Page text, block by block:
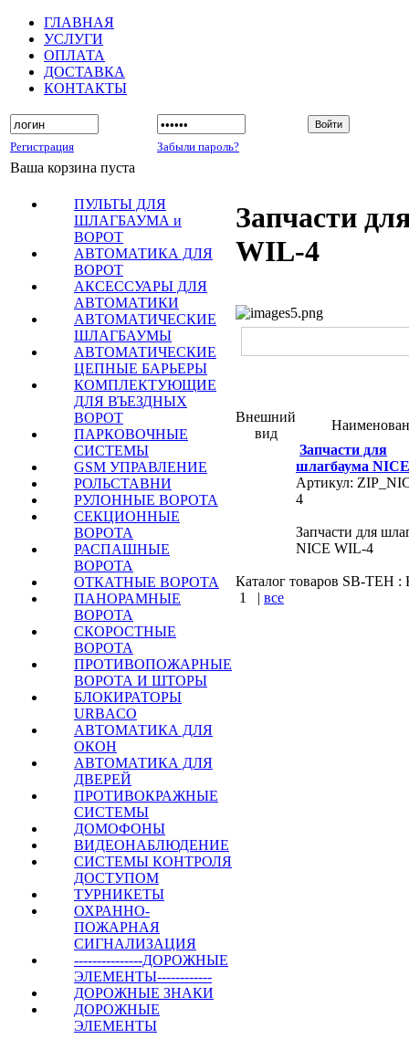
ГЛАВНАЯ
УСЛУГИ
ОПЛАТА
ДОСТАВКА
КОНТАКТЫ
Регистрация Забыли пароль?
Ваша корзина пуста
ПУЛЬТЫ ДЛЯ
ШЛАГБАУМА и
ВОРОТ
АВТОМАТИКА ДЛЯ
ВОРОТ
АКСЕССУАРЫ ДЛЯ
АВТОМАТИКИ
АВТОМАТИЧЕСКИЕ
ШЛАГБАУМЫ
АВТОМАТИЧЕСКИЕ
ЦЕПНЫЕ БАРЬЕРЫ
КОМПЛЕКТУЮЩИЕ
ДЛЯ ВЪЕЗДНЫХ
ВОРОТ
ПАРКОВОЧНЫЕ
СИСТЕМЫ
GSM УПРАВЛЕНИЕ
РОЛЬСТАВНИ
РУЛОННЫЕ ВОРОТА
СЕКЦИОННЫЕ
ВОРОТА
РАСПАШНЫЕ
ВОРОТА
ОТКАТНЫЕ ВОРОТА
ПАНОРАМНЫЕ
ВОРОТА
СКОРОСТНЫЕ
ВОРОТА
ПРОТИВОПОЖАРНЫЕ
ВОРОТА И ШТОРЫ
БЛОКИРАТОРЫ
URBACO
АВТОМАТИКА ДЛЯ
ОКОН
АВТОМАТИКА ДЛЯ
ДВЕРЕЙ
ПРОТИВОКРАЖНЫЕ
СИСТЕМЫ
ДОМОФОНЫ
ВИДЕОНАБЛЮДЕНИЕ
СИСТЕМЫ КОНТРОЛЯ
ДОСТУПОМ
ТУРНИКЕТЫ
ОХРАННО-
ПОЖАРНАЯ
СИГНАЛИЗАЦИЯ
---------------ДОРОЖНЫЕ
ЭЛЕМЕНТЫ------------
ДОРОЖНЫЕ ЗНАКИ
ДОРОЖНЫЕ
ЭЛЕМЕНТЫ
Запчасти
WIL-4
Внешний
вид
Запчасти для
шлагбаума
Артикул:
4
Запчасти для
NICE WIL-4
Каталог товаров SB-TEH
1
| все